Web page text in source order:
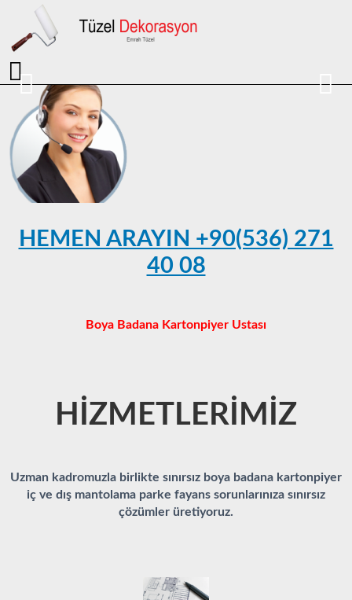
HEMEN ARAYIN +90(536) 271
40 08
Boya Badana Kartonpiyer Ustası
HİZMETLERİMİZ
Uzman kadromuzla birlikte sınırsız boya badana kartonpiyer
iç ve dış mantolama parke fayans sorunlarınıza sınırsız
çözümler üretiyoruz.